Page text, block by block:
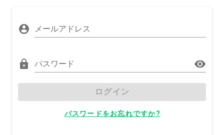
メールアドレス
パスワード
ログイン
パスワードをお忘れですか?